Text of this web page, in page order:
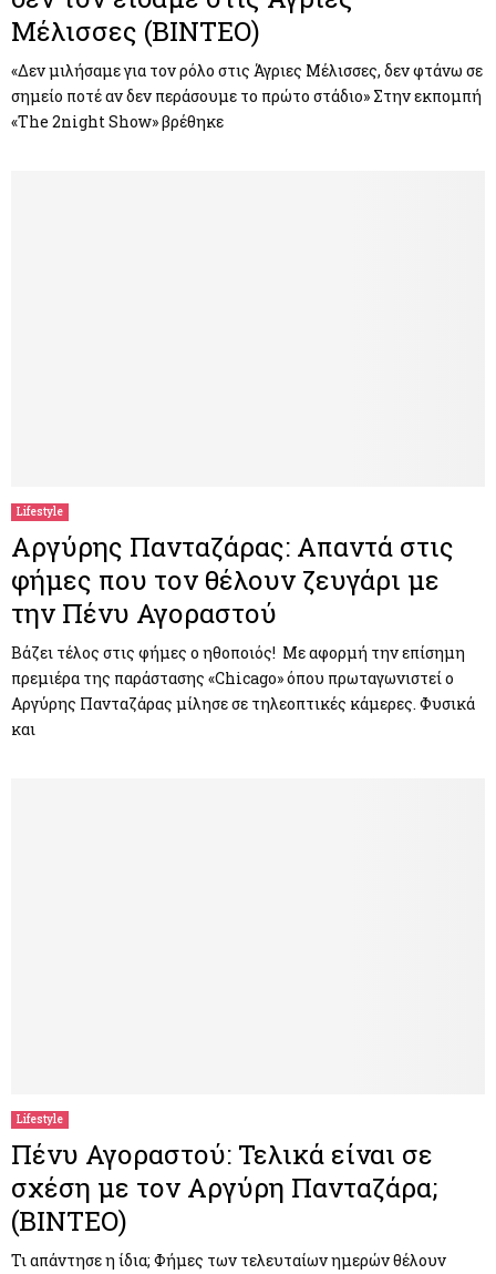
Μέλισσες (ΒΙΝΤΕΟ)
«Δεν μιλήσαμε για τον ρόλο στις Άγριες Μέλισσες, δεν φτάνω σε
σημείο ποτέ αν δεν περάσουμε το πρώτο στάδιο» Στην εκπομπή
«The 2night Show» βρέθηκε
Lifestyle
Αργύρης Πανταζάρας: Απαντά στις
φήμες που τον θέλουν ζευγάρι με
την Πένυ Αγοραστού
Βάζει τέλος στις φήμες ο ηθοποιός! Με αφορμή την επίσημη
πρεμιέρα της παράστασης «Chicago» όπου πρωταγωνιστεί ο
Αργύρης Πανταζάρας μίλησε σε τηλεοπτικές κάμερες. Φυσικά
και
Lifestyle
Πένυ Αγοραστού: Τελικά είναι σε
σχέση με τον Αργύρη Πανταζάρα;
(ΒΙΝΤΕΟ)
Τι απάντησε η ίδια; Φήμες των τελευταίων ημερών θέλουν